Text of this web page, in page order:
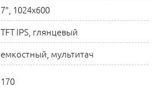
7", 1024x600
TFT IPS, глянцевый
емкостный, мультитач
170